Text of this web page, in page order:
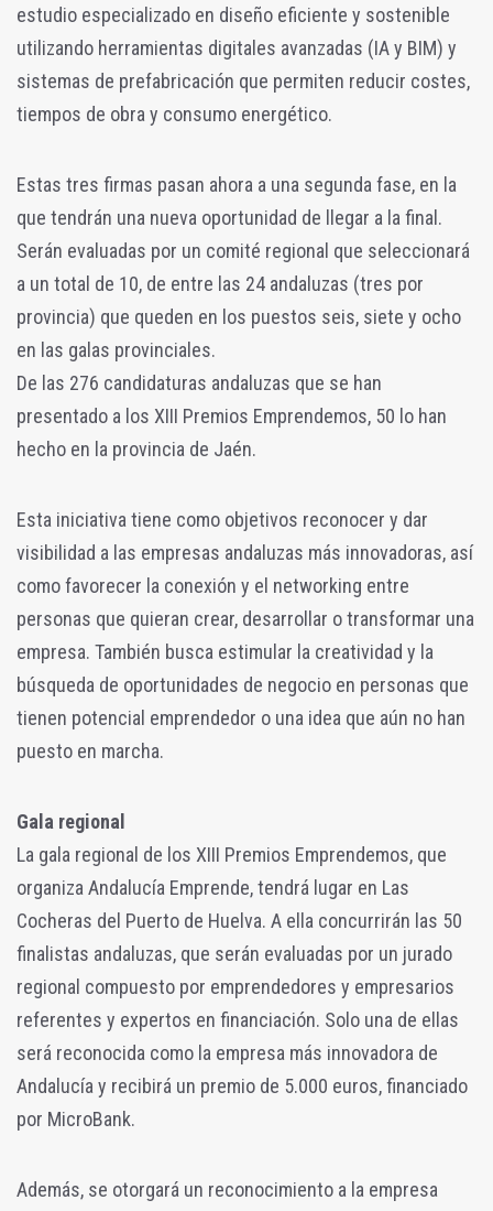
estudio especializado en diseño eficiente y sostenible
utilizando herramientas digitales avanzadas (IA y BIM) y
sistemas de prefabricación que permiten reducir costes,
tiempos de obra y consumo energético.
Estas tres firmas pasan ahora a una segunda fase, en la
que tendrán una nueva oportunidad de llegar a la final.
Serán evaluadas por un comité regional que seleccionará
a un total de 10, de entre las 24 andaluzas (tres por
provincia) que queden en los puestos seis, siete y ocho
en las galas provinciales.
De las 276 candidaturas andaluzas que se han
presentado a los XIII Premios Emprendemos, 50 lo han
hecho en la provincia de Jaén.
Esta iniciativa tiene como objetivos reconocer y dar
visibilidad a las empresas andaluzas más innovadoras, así
como favorecer la conexión y el networking entre
personas que quieran crear, desarrollar o transformar una
empresa. También busca estimular la creatividad y la
búsqueda de oportunidades de negocio en personas que
tienen potencial emprendedor o una idea que aún no han
puesto en marcha.
Gala regional
La gala regional de los XIII Premios Emprendemos, que
organiza Andalucía Emprende, tendrá lugar en Las
Cocheras del Puerto de Huelva. A ella concurrirán las 50
finalistas andaluzas, que serán evaluadas por un jurado
regional compuesto por emprendedores y empresarios
referentes y expertos en financiación. Solo una de ellas
será reconocida como la empresa más innovadora de
Andalucía y recibirá un premio de 5.000 euros, financiado
por MicroBank.
Además, se otorgará un reconocimiento a la empresa